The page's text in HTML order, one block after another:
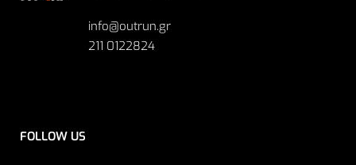
info@outrun.gr
211 0122824
FOLLOW US